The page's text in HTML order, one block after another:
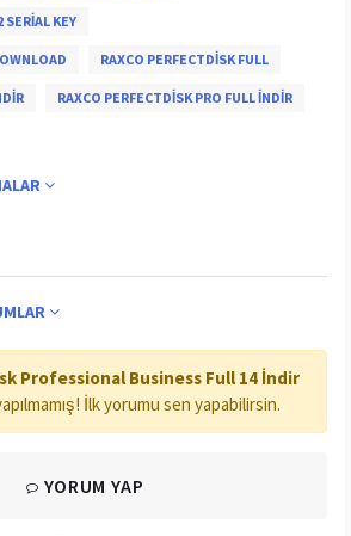
SERIAL KEY
RAXCO PERFECTDISK FULL
RAXCO PERFECTDISK PRO FULL INDIR
Professional Business Full 14 İndir
İlk yorumu sen yapabilirsin.
YORUM YAP